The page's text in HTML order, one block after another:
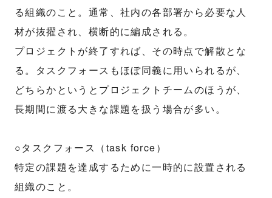
る組織のこと。通常、社内の各部署から必要な人
材が抜擢され、横断的に編成される。
プロジェクトが終了すれば、その時点で解散とな
る。タスクフォースもほぼ同義に用いられるが、
どちらかというとプロジェクトチームのほうが、
長期間に渡る大きな課題を扱う場合が多い。
○タスクフォース（task force）
特定の課題を達成するために一時的に設置される
組織のこと。